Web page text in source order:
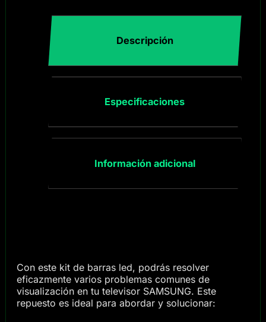
Descripción
Especificaciones
Información adicional
Con este kit de barras led, podrás resolver
eficazmente varios problemas comunes de
visualización en tu televisor SAMSUNG. Este
repuesto es ideal para abordar y solucionar: